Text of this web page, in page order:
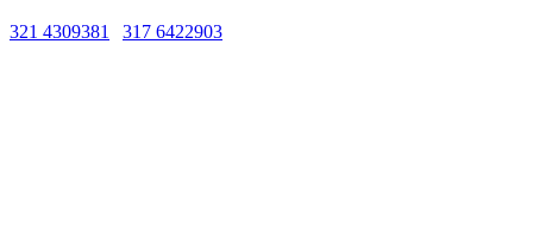
321 4309381 317 6422903